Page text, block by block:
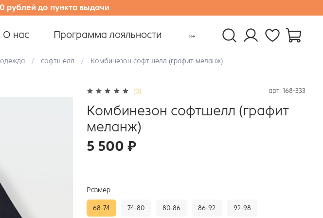
рублей до пункта выдачи
О нас Программа лояльности
одежда софтшелл Комбинезон софтшелл (графит меланж)
(0) арт. 168-333
Комбинезон софтшелл (графит
меланж)
5 500 ₽
Размер
68-74 74-80 80-86 86-92 92-98